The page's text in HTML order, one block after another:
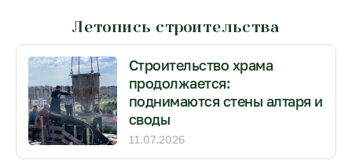
Летопись строительства
Строительство храма
продолжается:
поднимаются стены алтаря и
своды
11.07.2026